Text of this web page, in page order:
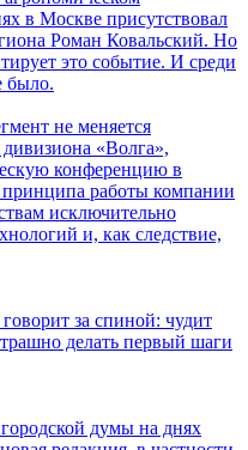
в Москве присутствовал
Роман Ковальский. Но
это событие. И среди
было.
не меняется
«Волга»,
конференцию в
работы компании
исключительно
и, как следствие,
за спиной: чудит
делать первый шаги
думы на днях